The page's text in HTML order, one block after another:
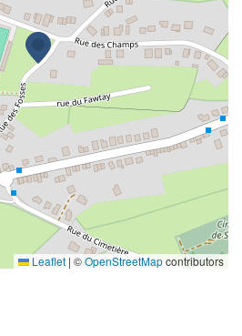
Leaflet | ©OpenStreetMapcontributors